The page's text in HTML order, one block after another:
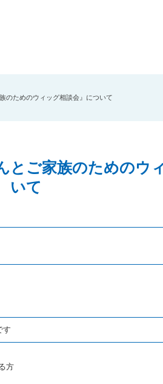
のためのウィッグ相談会』について
とご家族のためのウ
いて
方